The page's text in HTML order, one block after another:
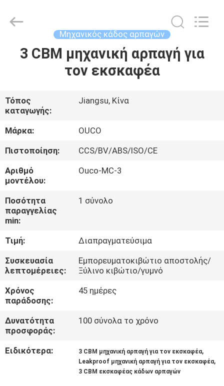
ΣΠΊΤΙ
ΒΊΝΤΕΟ
ΕΜΦΆΝΙΣΗ
VR
ΣΧΕΤΙΚΆ
ΜΕ
ΕΜΆΣ
ΕΠΙΣΚΈΨΕΙΣ
ΕΡΓΟΣΤΆΣΙΟ
ΈΛΕΓΧΟΣ
ΠΟΙΌΤΗΤΑΣ
GROUP
Reserved.
Μηχανικός κάδος αρπαγών
3 CBM μηχανική αρπαγή για
τον εκσκαφέα
Τόπος
καταγωγής:
Jiangsu, Κίνα
Μάρκα:
OUCO
Πιστοποίηση:
CCS/BV/ABS/ISO/CE
Αριθμό
μοντέλου:
Ouco-MC-3
Ποσότητα
παραγγελίας
min:
1 σύνολο
Τιμή:
Διαπραγματεύσιμα
Συσκευασία
λεπτομέρειες:
Εμπορευματοκιβώτιο αποστολής/
Ξύλινο κιβώτιο/γυμνό
Χρόνος
παράδοσης:
45 ημέρες
Δυνατότητα
προσφοράς:
100 σύνολα το χρόνο
Ειδικότερα: 3 CBM μηχανική αρπαγή για τον εκσκαφέα,
Leakproof μηχανική αρπαγή για τον εκσκαφέα,
3 CBM εκσκαφέας κάδων αρπαγών